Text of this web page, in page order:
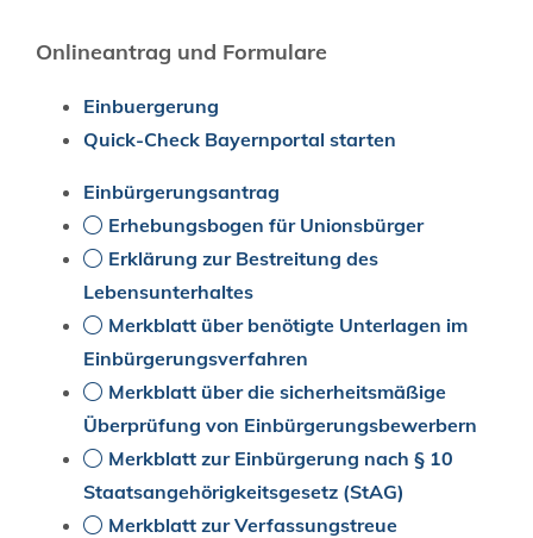
Onlineantrag und Formulare
Einbuergerung
Quick-Check Bayernportal starten
Einbürgerungsantrag
Erhebungsbogen für Unionsbürger
Erklärung zur Bestreitung des
Lebensunterhaltes
Merkblatt über benötigte Unterlagen im
Einbürgerungsverfahren
Merkblatt über die sicherheitsmäßige
Überprüfung von Einbürgerungsbewerbern
Merkblatt zur Einbürgerung nach § 10
Staatsangehörigkeitsgesetz (StAG)
Merkblatt zur Verfassungstreue